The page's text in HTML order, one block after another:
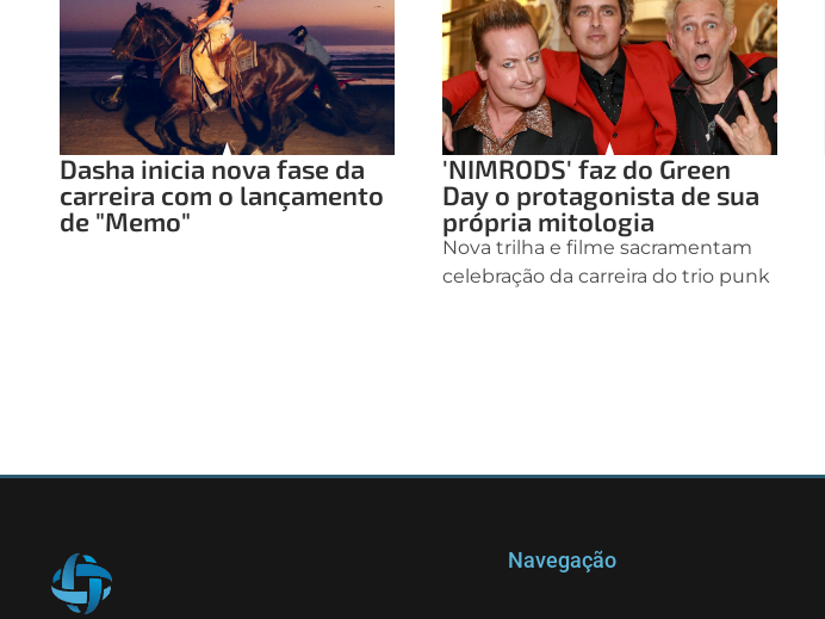
Dasha inicia nova fase da
carreira com o lançamento
de "Memo"
'NIMRODS' faz do Green
Day o protagonista de sua
própria mitologia
Nova trilha e filme sacramentam
celebração da carreira do trio punk
Navegação